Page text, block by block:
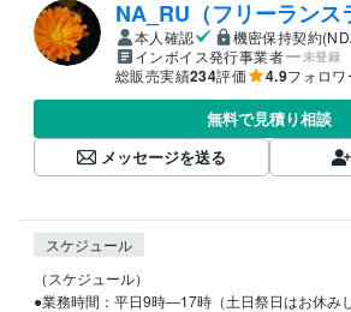
NA_RU（フリーランス
本人確認
機密保持契約
インボイス発行事業者
未登録
総販売実績234評価 4.9フォロワ
無料で見積り相談
メッセージを送る
スケジュール
（スケジュール）
●業務時間：平日9時―17時（土日祭日はお休み